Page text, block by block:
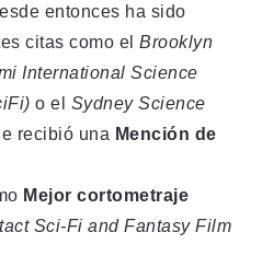
entonces ha sido
citas como el Brooklyn
International Science
o el Sydney Science
recibió una Mención de
Mejor cortometraje
Sci-Fi and Fantasy Film